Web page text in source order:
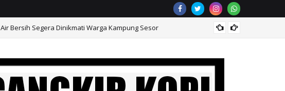
Bersih Segera Dinikmati Warga Kampung Sesor